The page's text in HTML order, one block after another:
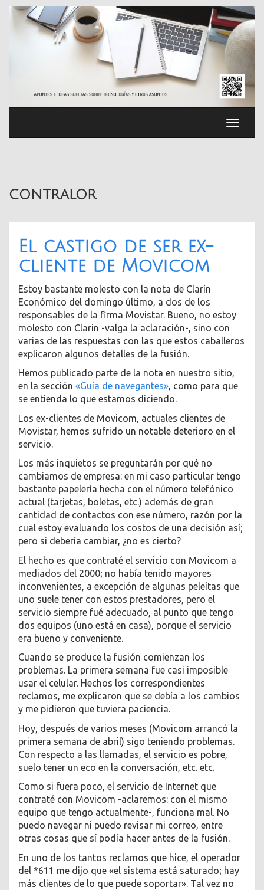
Saltar
contenido
contralor
El castigo de ser ex-
cliente de Movicom
Estoy bastante molesto con la nota de Clarín
Económico del domingo último, a dos de los
responsables de la firma Movistar. Bueno, no estoy
molesto con Clarin -valga la aclaración-, sino con
varias de las respuestas con las que estos caballeros
explicaron algunos detalles de la fusión.
Hemos publicado parte de la nota en nuestro sitio,
en la sección «Guía de navegantes», como para que
se entienda lo que estamos diciendo.
Los ex-clientes de Movicom, actuales clientes de
Movistar, hemos sufrido un notable deterioro en el
servicio.
Los más inquietos se preguntarán por qué no
cambiamos de empresa: en mi caso particular tengo
bastante papelería hecha con el número telefónico
actual (tarjetas, boletas, etc.) además de gran
cantidad de contactos con ese número, razón por la
cual estoy evaluando los costos de una decisión así;
pero si debería cambiar, ¿no es cierto?
El hecho es que contraté el servicio con Movicom a
mediados del 2000; no había tenido mayores
inconvenientes, a excepción de algunas peleítas que
uno suele tener con estos prestadores, pero el
servicio siempre fué adecuado, al punto que tengo
dos equipos (uno está en casa), porque el servicio
era bueno y conveniente.
Cuando se produce la fusión comienzan los
problemas. La primera semana fue casi imposible
usar el celular. Hechos los correspondientes
reclamos, me explicaron que se debía a los cambios
y me pidieron que tuviera paciencia.
Hoy, después de varios meses (Movicom arrancó la
primera semana de abril) sigo teniendo problemas.
Con respecto a las llamadas, el servicio es pobre,
suelo tener un eco en la conversación, etc. etc.
Como si fuera poco, el servicio de Internet que
contraté con Movicom -aclaremos: con el mismo
equipo que tengo actualmente-, funciona mal. No
puedo navegar ni puedo revisar mi correo, entre
otras cosas que sí podía hacer antes de la fusión.
En uno de los tantos reclamos que hice, el operador
del *611 me dijo que «el sistema está saturado; hay
más clientes de lo que puede soportar». Tal vez no